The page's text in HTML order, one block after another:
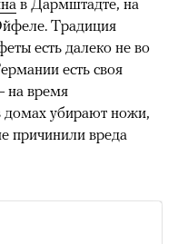
в Дармштадте, на
Традиция
есть далеко не во
есть своя
на время
домах убирают ножи,
причинили вреда